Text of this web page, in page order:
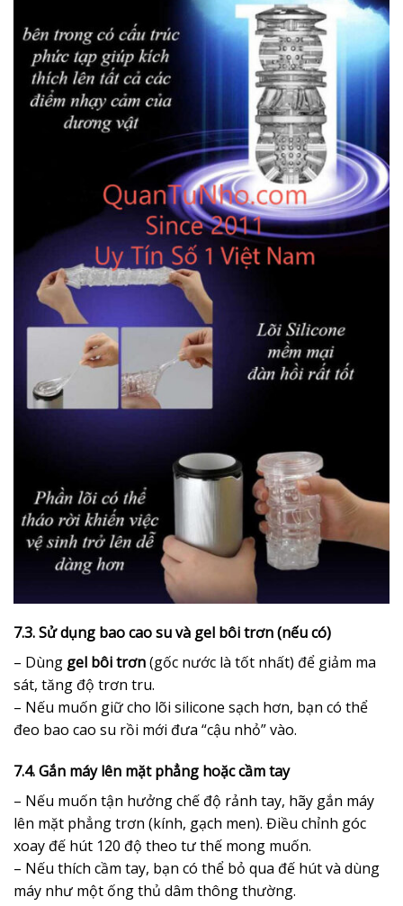
7.3. Sử dụng bao cao su và gel bôi trơn (nếu có)
– Dùng gel bôi trơn(gốc nước là tốt nhất) để giảm ma
sát, tăng độ trơn tru.
– Nếu muốn giữ cho lõi silicone sạch hơn, bạn có thể
đeo bao cao su rồi mới đưa “cậu nhỏ” vào.
7.4. Gắn máy lên mặt phẳng hoặc cầm tay
– Nếu muốn tận hưởng chế độ rảnh tay, hãy gắn máy
lên mặt phẳng trơn (kính, gạch men). Điều chỉnh góc
xoay đế hút 120 độ theo tư thế mong muốn.
– Nếu thích cầm tay, bạn có thể bỏ qua đế hút và dùng
máy như một ống thủ dâm thông thường.